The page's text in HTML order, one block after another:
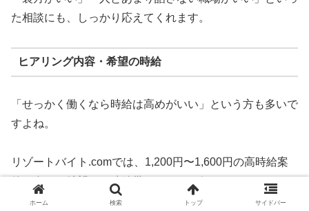
た相談にも、しっかり応えてくれます。
ヒアリング内容・希望の時給
「せっかく働くなら時給は高めがいい」という方も多いで
すよね。
リゾートバイト.comでは、1,200円〜1,600円の高時給案
件が多く、希望する時給帯をしっかり伝えておくことで、
無理なく希望に近い案件を紹介してもらえます。
ホーム 検索 トップ サイドバー